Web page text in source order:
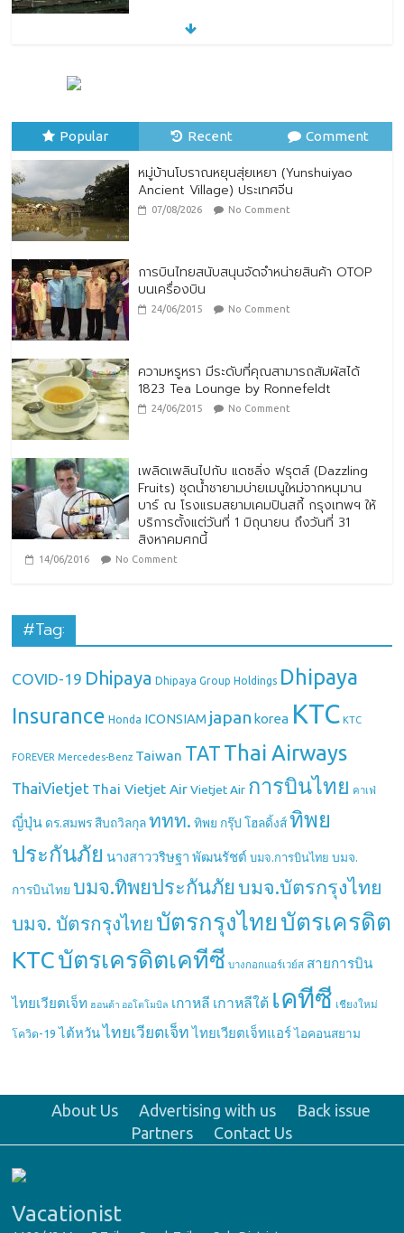
Popular Recent Comment
หมู่บ้านโบราณหยุนสุ่ยเหยา (Yunshuiyao
Ancient Village) ประเทศจีน
07/08/2026 No Comment
การบินไทยสนับสนุนจัดจำหน่ายสินค้า OTOP
บนเครื่องบิน
24/06/2015 No Comment
ความหรูหรา มีระดับที่คุณสามารถสัมผัสได้
1823 Tea Lounge by Ronnefeldt
24/06/2015 No Comment
เพลิดเพลินไปกับ แดซลิ่ง ฟรุตส์ (Dazzling
Fruits) ชุดน้ำชายามบ่ายเมนูใหม่จากหนุมาน
บาร์ ณ โรงแรมสยามเคมปินสกี้ กรุงเทพฯ ให้
บริการตั้งแต่วันที่ 1 มิถุนายน ถึงวันที่ 31
สิงหาคมศกนี้
14/06/2016 No Comment
#Tag:
COVID-19 Dhipaya Dhipaya Group Holdings Dhipaya
Insurance Honda ICONSIAM japan korea KTC KTC
FOREVER Mercedes-Benz Taiwan TAT Thai Airways
ThaiVietjet Thai Vietjet Air Vietjet Air การบินไทย คาเฟ่
ญี่ปุ่น ดร.สมพร สืบถวิลกุล ททท. ทิพย กรุ๊ป โฮลดิ้งส์ ทิพย
ประกันภัย นางสาววริษฐา พัฒนรัชต์ บมจ.การบินไทย บมจ.
การบินไทย บมจ.ทิพยประกันภัย บมจ.บัตรกรุงไทย
บมจ. บัตรกรุงไทย บัตรกรุงไทย บัตรเครดิต
KTCบัตรเครดิตเคทีซี บางกอกแอร์เวย์ส สายการบิน
ไทยเวียตเจ็ท ฮอนด้า ออโตโมบิล เกาหลี เกาหลีใต้ เคทีซี เชียงใหม่
โควิด-19 ไต้หวัน ไทยเวียตเจ็ท ไทยเวียตเจ็ทแอร์ ไอคอนสยาม
About Us Advertising with us
Back issue
Partners
Contact Us
Vacationist